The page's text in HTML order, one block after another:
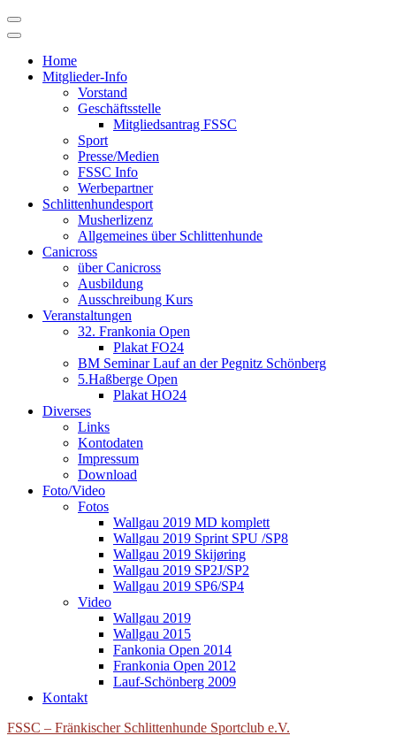
Skip
to
Home
Mitglieder-Info
Vorstand
Geschäftsstelle
Mitgliedsantrag FSSC
Sport
Presse/Medien
FSSC Info
Werbepartner
Schlittenhundesport
Musherlizenz
Allgemeines über Schlittenhunde
Canicross
über Canicross
Ausbildung
Ausschreibung Kurs
Veranstaltungen
32. Frankonia Open
Plakat FO24
BM Seminar Lauf an der Pegnitz Schönberg
5.Haßberge Open
Plakat HO24
Diverses
Links
Kontodaten
Impressum
Download
Foto/Video
Fotos
Wallgau 2019 MD komplett
Wallgau 2019 Sprint SPU /SP8
Wallgau 2019 Skijøring
Wallgau 2019 SP2J/SP2
Wallgau 2019 SP6/SP4
Video
Wallgau 2019
Wallgau 2015
Fankonia Open 2014
Frankonia Open 2012
Lauf-Schönberg 2009
Kontakt
FSSC – Fränkischer Schlittenhunde Sportclub e.V.